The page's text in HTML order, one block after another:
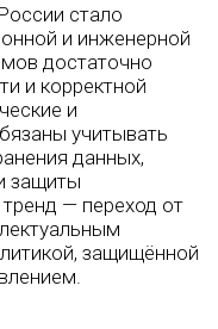
стало
и инженерной
достаточно
и корректной
и
учитывать
данных,
защиты
— переход от
защищённой